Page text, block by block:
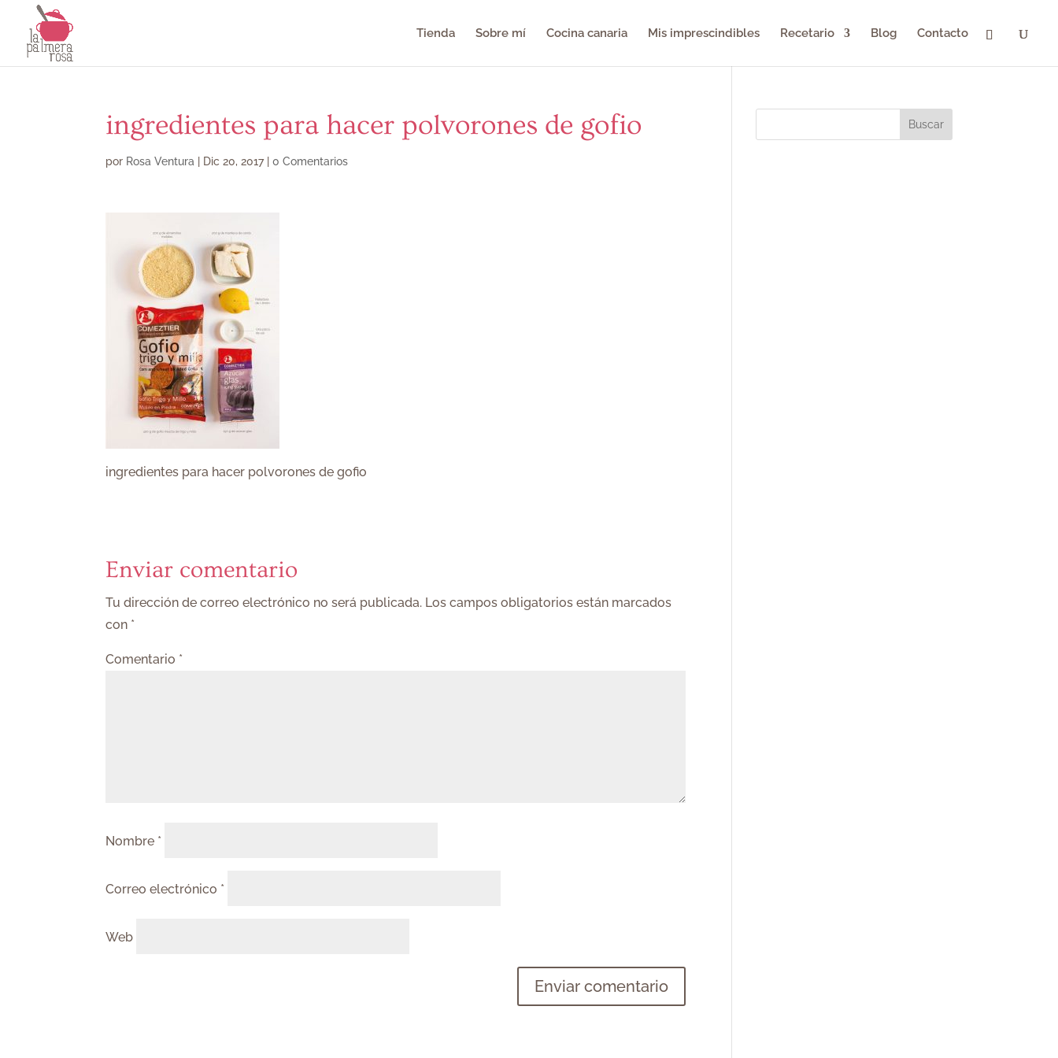
Tienda Sobre mí Cocina canaria Mis imprescindibles Recetario Blog Contacto
ingredientes para hacer polvorones de gofio
por Rosa Ventura Dic 20, 2017|0 Comentarios
ingredientes para hacer polvorones de gofio
Enviar comentario
Tu dirección de correo electrónico no será publicada. Los campos obligatorios están marcados
con *
Comentario *
Nombre *
Correo electrónico *
Web
Buscar